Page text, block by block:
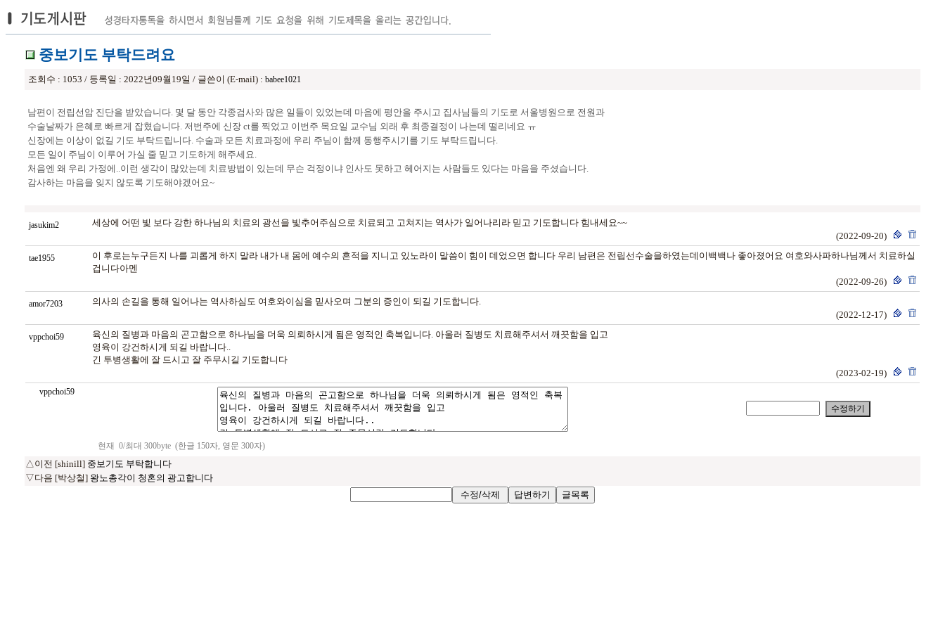
중보기도 부탁드려요
조회수 : 1053 / 등록일 : 2022년09월19일 / 글쓴이 (E-mail) : babee1021
남편이 전립선암 진단을 받았습니다. 몇 달 동안 각종검사와 많은 일들이 있었는데 마음에 평안을 주시고 집사님들의 기도로 서울병원으로 전원과
수술날짜가 은혜로 빠르게 잡혔습니다. 저번주에 신장 ct를 찍었고 이번주 목요일 교수님 외래 후 최종결정이 나는데 떨리네요 ㅠ
신장에는 이상이 없길 기도 부탁드립니다. 수술과 모든 치료과정에 우리 주님이 함께 동행주시기를 기도 부탁드립니다.
모든 일이 주님이 이루어 가실 줄 믿고 기도하게 해주세요.
처음엔 왜 우리 가정에..이런 생각이 많았는데 치료방법이 있는데 무슨 걱정이냐 인사도 못하고 헤어지는 사람들도 있다는 마음을 주셨습니다.
감사하는 마음을 잊지 않도록 기도해야겠어요~
jasukim2
세상에 어떤 빛 보다 강한 하나님의 치료의 광선을 빛추어주심으로 치료되고 고쳐지는 역사가 일어나리라 믿고 기도합니다 힘내세요~~
(2022-09-20)
tae1955
이 후로는누구든지 나를 괴롭게 하지 말라 내가 내 몸에 예수의 흔적을 지니고 있노라이 말씀이 힘이 데었으면 합니다 우리 남편은 전립선수술을하였는데이백백나 좋아졌어요 여호와사파하나님께서 치료하실
겁니다아멘
(2022-09-26)
amor7203
의사의 손길을 통해 일어나는 역사하심도 여호와이심을 믿사오며 그분의 증인이 되길 기도합니다.
(2022-12-17)
vppchoi59
육신의 질병과 마음의 곤고함으로 하나님을 더욱 의뢰하시게 됨은 영적인 축복입니다. 아울러 질병도 치료해주셔서 깨끗함을 입고
영육이 강건하시게 되길 바랍니다..
긴 투병생활에 잘 드시고 잘 주무시길 기도합니다
(2023-02-19)
vppchoi59
현재 0/최대 300byte (한글 150자, 영문 300자)
△이전 [shinill] 중보기도 부탁합니다
▽다음 [박상철] 왕노총각이 청혼의 광고합니다